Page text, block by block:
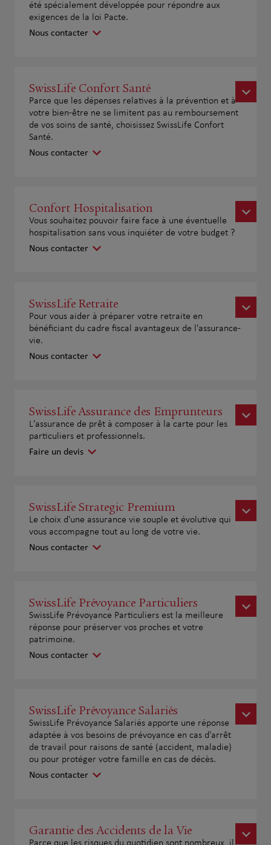
été spécialement développée pour répondre aux
exigences de la loi Pacte.
Nous contacter
SwissLife Confort Santé
Parce que les dépenses relatives à la prévention et à
votre bien-être ne se limitent pas au remboursement
de vos soins de santé, choisissez SwissLife Confort
Santé.
Nous contacter
Confort Hospitalisation
Vous souhaitez pouvoir faire face à une éventuelle
hospitalisation sans vous inquiéter de votre budget ?
Nous contacter
SwissLife Retraite
Pour vous aider à préparer votre retraite en
bénéficiant du cadre fiscal avantageux de l'assurance-
vie.
Nous contacter
SwissLife Assurance des Emprunteurs
L'assurance de prêt à composer à la carte pour les
particuliers et professionnels.
Faire un devis
SwissLife Strategic Premium
Le choix d'une assurance vie souple et évolutive qui
vous accompagne tout au long de votre vie.
Nous contacter
SwissLife Prévoyance Particuliers
SwissLife Prévoyance Particuliers est la meilleure
réponse pour préserver vos proches et votre
patrimoine.
Nous contacter
SwissLife Prévoyance Salariés
SwissLife Prévoyance Salariés apporte une réponse
adaptée à vos besoins de prévoyance en cas d'arrêt
de travail pour raisons de santé (accident, maladie)
ou pour protéger votre famille en cas de décès.
Nous contacter
Garantie des Accidents de la Vie